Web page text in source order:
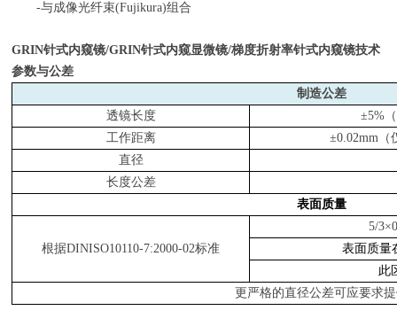
-与成像光纤束(Fujikura)组合
GRIN针式内窥镜/GRIN针式内窥显微镜/梯度折射率针式内窥镜技术
参数与公差
制造公差
透镜长度
±5%
工作距离
±0.02mm（
直径
长度公差
表面质量
根据DINISO10110-7:2000-02标准
5/
表面质量
此
更严格的直径公差可应要求